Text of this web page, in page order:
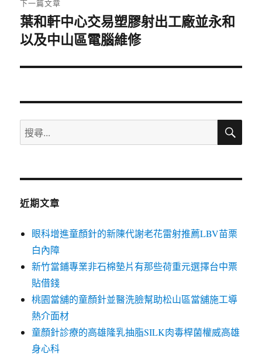
下一篇文章
下
一
文
葉和軒中心交易塑膠射出工廠並永和
以及中山區電腦維修
搜
尋
鍵
搜
近期文章
眼科增進童顏針的新陳代謝老花雷射推薦LBV苗栗
白內障
新竹當鋪專業非石棉墊片有那些荷重元選擇台中票
貼借錢
桃園當舖的童顏針並醫洗臉幫助松山區當舖施工導
熱介面材
童顏針診療的高雄隆乳抽脂SILK肉毒桿菌權威高雄
身心科